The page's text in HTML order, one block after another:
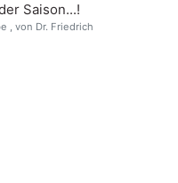
Saison...!
, von Dr. Friedrich